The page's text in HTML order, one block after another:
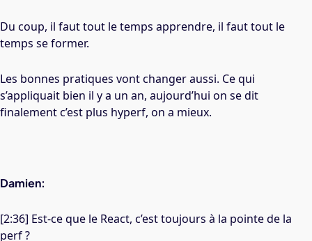
Du coup, il faut tout le temps apprendre, il faut tout le
temps se former.
Les bonnes pratiques vont changer aussi. Ce qui
s’appliquait bien il y a un an, aujourd’hui on se dit
finalement c’est plus hyperf, on a mieux.
Damien:
[2:36] Est-ce que le React, c’est toujours à la pointe de la
perf ?